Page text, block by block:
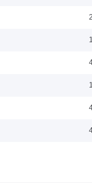
公司上海子公司员工，
现任国泰君安证券股份